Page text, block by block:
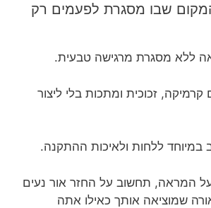
שבו מסגרת לפעמים רק
ללא מסגרת מרגישה טבעית.
זכוכית ומתכות בלי ליצור
במיוחד ללחות ולאיכות ההתקנה.
המראה, תחשוב על החזר אור נעים
שמוציאה אותך כאילו אתה